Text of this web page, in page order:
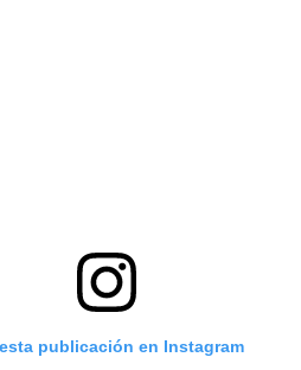
publicación en Instagram